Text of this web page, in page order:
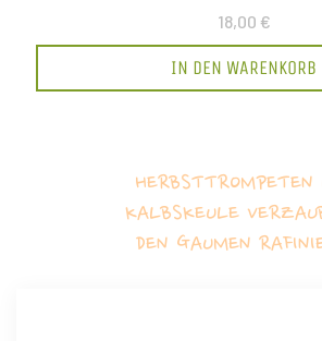
18,00 €
IN DEN WARENKORB
HERBSTTROMPETEN
KALBSKEULE
DEN GAUMEN